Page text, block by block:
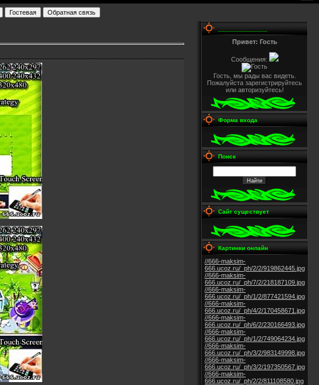
Привет: Гость
Сообщения:
Гость, мы рады вас видеть.
Пожалуйста зарегистрируйтесь
или авторизуйтесь!
Форма входа
Поиск
Сайт существует
Картинки онлайн
//666-maksim-
666.ucoz.ru/_ph/2/2/919862445.jpg
//666-maksim-
666.ucoz.ru/_ph/7/2/218187109.jpg
//666-maksim-
666.ucoz.ru/_ph/1/2/877421594.jpg
//666-maksim-
666.ucoz.ru/_ph/4/2/170458671.jpg
//666-maksim-
666.ucoz.ru/_ph/6/2/230166493.jpg
//666-maksim-
666.ucoz.ru/_ph/1/2/749064234.jpg
//666-maksim-
666.ucoz.ru/_ph/3/2/983149998.jpg
//666-maksim-
666.ucoz.ru/_ph/3/2/197350567.jpg
//666-maksim-
666.ucoz.ru/_ph/2/2/811108580.jpg